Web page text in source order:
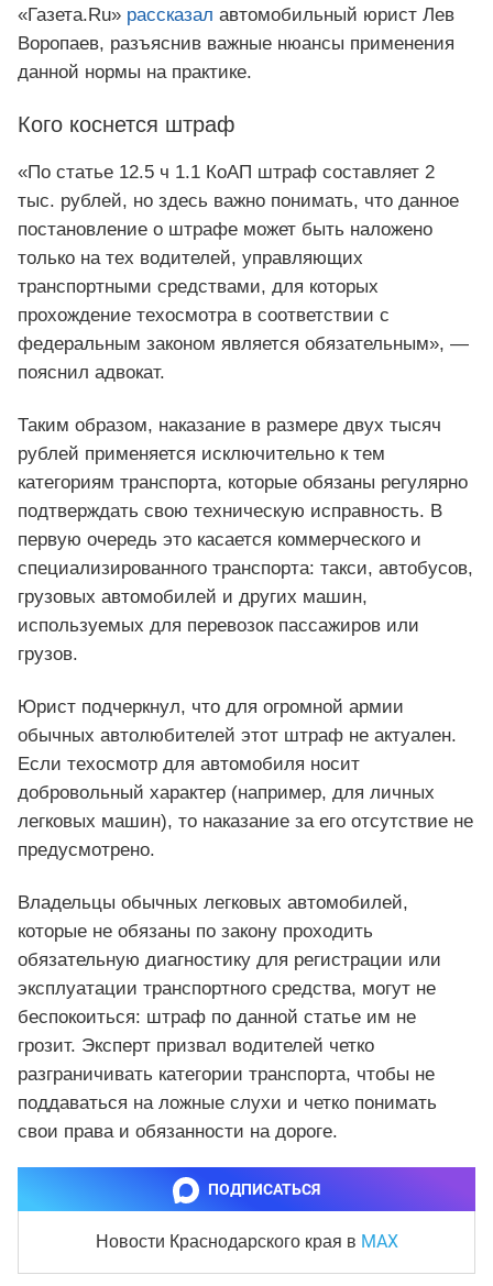
«Газета.Ru» рассказал автомобильный юрист Лев
Воропаев, разъяснив важные нюансы применения
данной нормы на практике.
Кого коснется штраф
«По статье 12.5 ч 1.1 КоАП штраф составляет 2
тыс. рублей, но здесь важно понимать, что данное
постановление о штрафе может быть наложено
только на тех водителей, управляющих
транспортными средствами, для которых
прохождение техосмотра в соответствии с
федеральным законом является обязательным», —
пояснил адвокат.
Таким образом, наказание в размере двух тысяч
рублей применяется исключительно к тем
категориям транспорта, которые обязаны регулярно
подтверждать свою техническую исправность. В
первую очередь это касается коммерческого и
специализированного транспорта: такси, автобусов,
грузовых автомобилей и других машин,
используемых для перевозок пассажиров или
грузов.
Юрист подчеркнул, что для огромной армии
обычных автолюбителей этот штраф не актуален.
Если техосмотр для автомобиля носит
добровольный характер (например, для личных
легковых машин), то наказание за его отсутствие не
предусмотрено.
Владельцы обычных легковых автомобилей,
которые не обязаны по закону проходить
обязательную диагностику для регистрации или
эксплуатации транспортного средства, могут не
беспокоиться: штраф по данной статье им не
грозит. Эксперт призвал водителей четко
разграничивать категории транспорта, чтобы не
поддаваться на ложные слухи и четко понимать
свои права и обязанности на дороге.
ПОДПИСАТЬСЯ
Новости Краснодарского края в MAX